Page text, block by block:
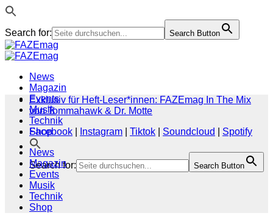
Search for: Search Button
Zum
Inhalt
News
Magazin
Events
Musik
Technik
Shop
Search for: Search Button
Exklusiv für Heft-Leser*innen: FAZEmag In The Mix
von Tommahawk & Dr. Motte
Facebook
Instagram Tiktok Soundcloud
Spotify
News
Magazin
Events
Musik
Technik
Shop